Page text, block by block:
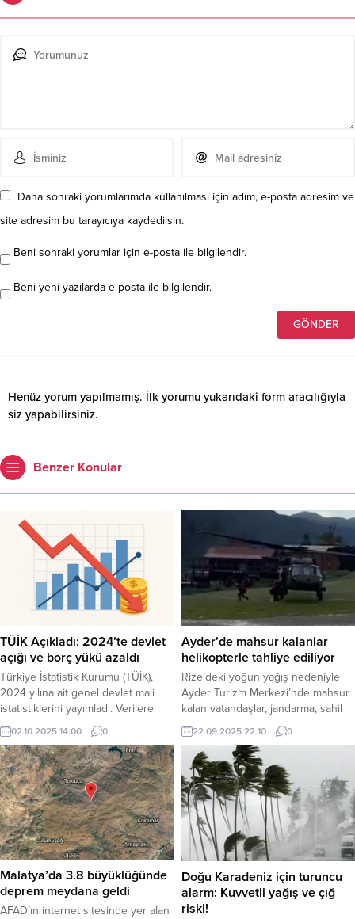
Daha sonraki yorumlarımda kullanılması için adım, e-posta adresim ve
site adresim bu tarayıcıya kaydedilsin.
Beni sonraki yorumlar için e-posta ile bilgilendir.
Beni yeni yazılarda e-posta ile bilgilendir.
Henüz yorum yapılmamış. İlk yorumu yukarıdaki form aracılığıyla
siz yapabilirsiniz.
Benzer Konular
TÜİK Açıkladı: 2024’te devlet
açığı ve borç yükü azaldı
Türkiye İstatistik Kurumu (TÜİK),
2024 yılına ait genel devlet mali
istatistiklerini yayımladı. Verilere
göre, Türkiye’nin genel devlet
açığının Gayrisafi Yurt İçi Hasıla’ya
(GSYH) oranı düşerken, borç
stokunun GSYH’ye oranı da
geriledi. Haber Merkezi – TÜİK
tarafından açıklanan verilere göre,
2024 yılında genel devlet açığı 1
trilyon 438 milyar 854 milyon...
02.10.2025 14:00 0
Ayder’de mahsur kalanlar
helikopterle tahliye ediliyor
Rize’deki yoğun yağış nedeniyle
Ayder Turizm Merkezi’nde mahsur
kalan vatandaşlar, jandarma, sahil
güvenlik ve Türk Silahlı Kuvvetleri
helikopterleriyle güvenli bölgelere
taşınıyor. Haber Merkezi – Rize’de
etkili olan yoğun yağışlar nedeniyle
Ayder Turizm Merkezi’nde mahsur
kalan vatandaşların tahliyesi için
çalışmalar başlatıldı. Rize İl
Jandarma Komutanlığı
koordinasyonunda, Jandarma
22.09.2025 22:10 0
Malatya’da 3.8 büyüklüğünde
deprem meydana geldi
AFAD’ın internet sitesinde yer alan
Doğu Karadeniz için turuncu
alarm: Kuvvetli yağış ve çığ
riski!